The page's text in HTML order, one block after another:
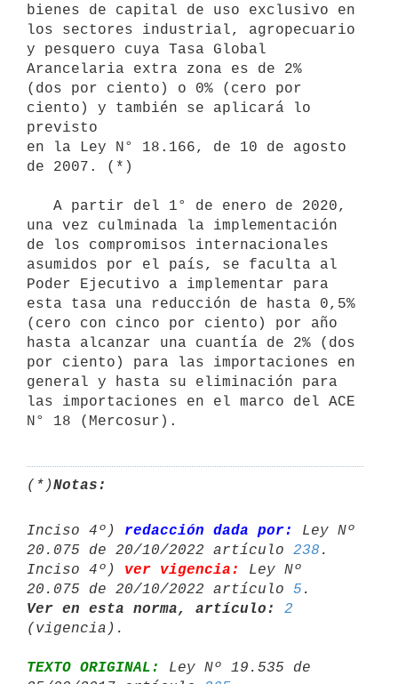
bienes de capital de uso exclusivo en
los sectores industrial, agropecuario
y pesquero cuya Tasa Global
Arancelaria extra zona es de 2%
(dos por ciento) o 0% (cero por
ciento) y también se aplicará lo
previsto
en la Ley N° 18.166, de 10 de agosto
de 2007. (*)
una vez culminada la implementación
de los compromisos internacionales
asumidos por el país, se faculta al
Poder Ejecutivo a implementar para
esta tasa una reducción de hasta 0,5%
(cero con cinco por ciento) por año
hasta alcanzar una cuantía de 2% (dos
por ciento) para las importaciones en
general y hasta su eliminación para
las importaciones en el marco del ACE
N° 18 (Mercosur).
(*)Notas:
Inciso 4º) redacción dada por:
Ley Nº
20.075 de 20/10/2022 artículo 238 .
Inciso 4º) ver vigencia:
Ley Nº
20.075 de 20/10/2022 artículo 5
Ver en esta norma, artículo:
2
TEXTO ORIGINAL:
Ley Nº 19.535 de